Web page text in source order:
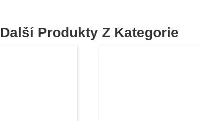
Další Produkty Z Kategorie